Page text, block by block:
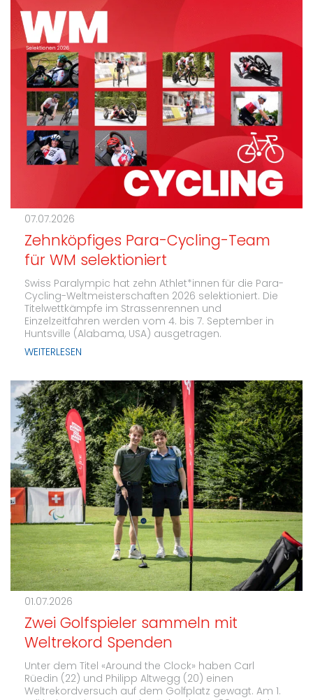
07.07.2026
Zehnköpfiges Para-Cycling-Team
für WM selektioniert
Swiss Paralympic hat zehn Athlet*innen für die Para-
Cycling-Weltmeisterschaften 2026 selektioniert. Die
Titelwettkämpfe im Strassenrennen und
Einzelzeitfahren werden vom 4. bis 7. September in
Huntsville (Alabama, USA) ausgetragen.
WEITERLESEN
01.07.2026
Zwei Golfspieler sammeln mit
Weltrekord Spenden
Unter dem Titel «Around the Clock» haben Carl
Rüedin (22) und Philipp Altwegg (20) einen
Weltrekordversuch auf dem Golfplatz gewagt. Am 1.